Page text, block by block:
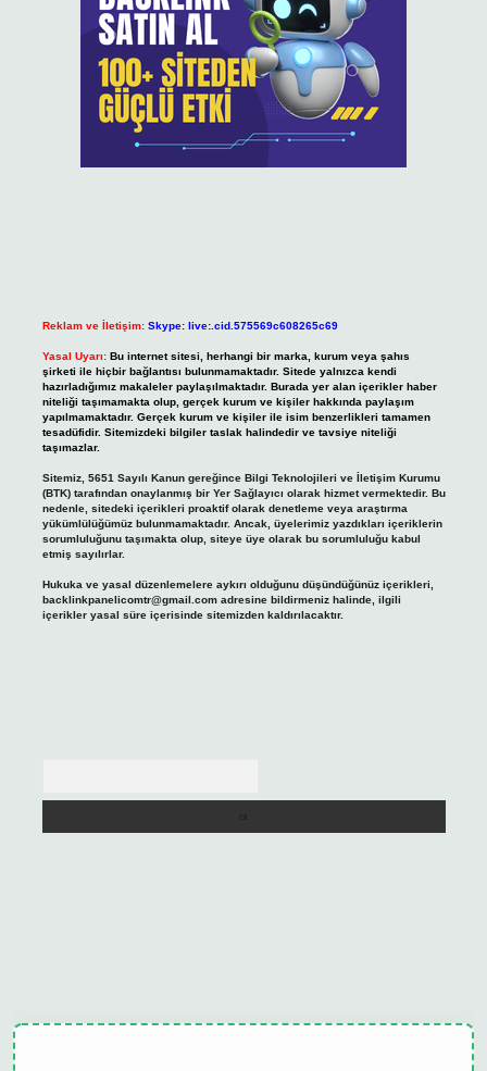
Reklam ve İletişim: Skype: live:.cid.575569c608265c69
Yasal Uyarı: Bu internet sitesi, herhangi bir marka, kurum veya şahıs
şirketi ile hiçbir bağlantısı bulunmamaktadır. Sitede yalnızca kendi
hazırladığımız makaleler paylaşılmaktadır. Burada yer alan içerikler haber
niteliği taşımamakta olup, gerçek kurum ve kişiler hakkında paylaşım
yapılmamaktadır. Gerçek kurum ve kişiler ile isim benzerlikleri tamamen
tesadüfidir. Sitemizdeki bilgiler taslak halindedir ve tavsiye niteliği
taşımazlar.
Sitemiz, 5651 Sayılı Kanun gereğince Bilgi Teknolojileri ve İletişim Kurumu
(BTK) tarafından onaylanmış bir Yer Sağlayıcı olarak hizmet vermektedir. Bu
nedenle, sitedeki içerikleri proaktif olarak denetleme veya araştırma
yükümlülüğümüz bulunmamaktadır. Ancak, üyelerimiz yazdıkları içeriklerin
sorumluluğunu taşımakta olup, siteye üye olarak bu sorumluluğu kabul
etmiş sayılırlar.
Hukuka ve yasal düzenlemelere aykırı olduğunu düşündüğünüz içerikleri,
backlinkpanelicomtr@gmail.comadresine bildirmeniz halinde, ilgili
içerikler yasal süre içerisinde sitemizden kaldırılacaktır.